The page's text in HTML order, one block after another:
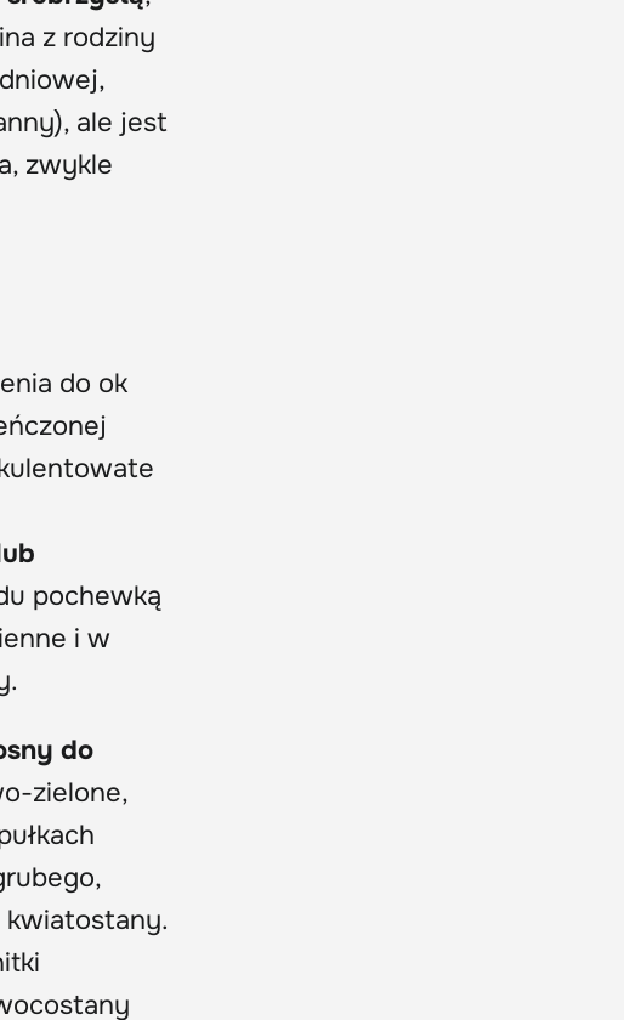
z rodziny
ale jest
zwykle
do ok
pochewką
i w
do
zielone,
kwiatostany.